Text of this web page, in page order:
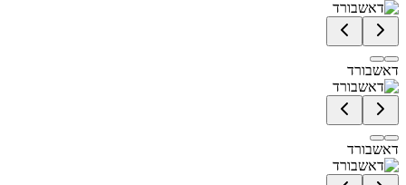
דאשבורד
דאשבורד